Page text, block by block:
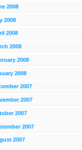
2008
2008
2008
2008
2008
2008
2007
2007
2007
2007
2007